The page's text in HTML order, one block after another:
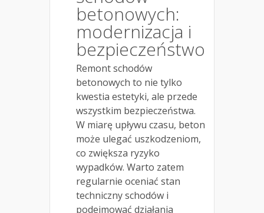
betonowych:
modernizacja i
bezpieczeństwo
Remont schodów
betonowych to nie tylko
kwestia estetyki, ale przede
wszystkim bezpieczeństwa.
W miarę upływu czasu, beton
może ulegać uszkodzeniom,
co zwiększa ryzyko
wypadków. Warto zatem
regularnie oceniać stan
techniczny schodów i
podejmować działania